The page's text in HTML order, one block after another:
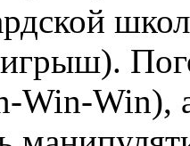
Win-Win),